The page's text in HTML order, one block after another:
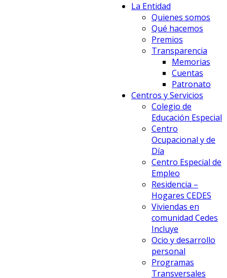
La Entidad
Quienes somos
Qué hacemos
Premios
Transparencia
Memorias
Cuentas
Patronato
Centros y Servicios
Colegio de
Educación Especial
Centro
Ocupacional y de
Día
Centro Especial de
Empleo
Residencia –
Hogares CEDES
Viviendas en
comunidad Cedes
Incluye
Ocio y desarrollo
personal
Programas
Transversales